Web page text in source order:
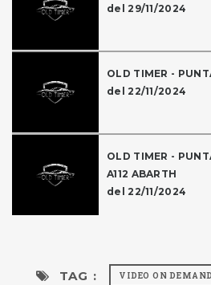
del 29/11/2024
OLD TIMER -
del 22/11/2024
OLD TIMER -
A112 ABARTH
del 22/11/2024
TAG : VIDEO ON DEMAND